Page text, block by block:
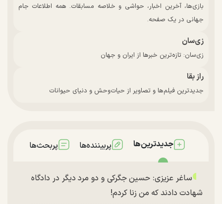
بازی‌ها، آخرین اخبار، حواشی و خلاصه مسابقات. همه اطلاعات جام
جهانی در یک صفحه.
زی‌سان
زی‌سان: تازه‌ترین خبرها از ایران و جهان
راز بقا
جدیدترین فیلم‌ها و تصاویر از حیات‌وحش و دنیای حیوانات
جدیدترین‌ها پربیننده‌ها پربحث‌ها
ساغر عزیزی: حسین جگرکی و دو مرد دیگر در دادگاه
شهادت دادند که من زنا کردم!